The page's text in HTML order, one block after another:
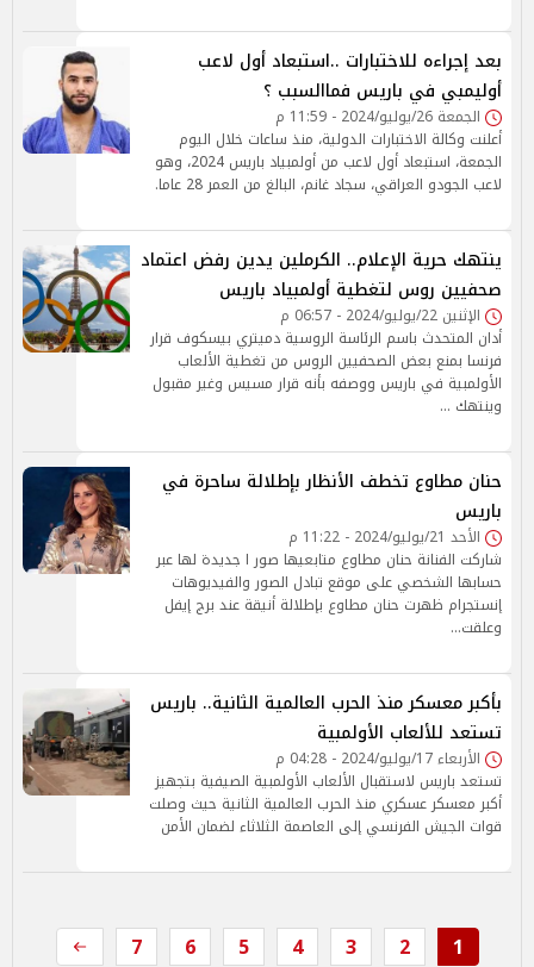
بعد إجراءه للاختبارات ..استبعاد أول لاعب
أوليمبي في باريس فماالسبب ؟
الجمعة 26/يوليو/2024 - 11:59 م
أعلنت وكالة الاختبارات الدولية، منذ ساعات خلال اليوم
الجمعة، استبعاد أول لاعب من أولمبياد باريس 2024، وهو
لاعب الجودو العراقي، سجاد غانم، البالغ من العمر 28 عاما.
ينتهك حرية الإعلام.. الكرملين يدين رفض اعتماد
صحفيين روس لتغطية أولمبياد باريس
الإثنين 22/يوليو/2024 - 06:57 م
أدان المتحدث باسم الرئاسة الروسية دميتري بيسكوف قرار
فرنسا بمنع بعض الصحفيين الروس من تغطية الألعاب
الأولمبية في باريس ووصفه بأنه قرار مسيس وغير مقبول
وينتهك …
حنان مطاوع تخطف الأنظار بإطلالة ساحرة في
باريس
الأحد 21/يوليو/2024 - 11:22 م
شاركت الفنانة حنان مطاوع متابعيها صور ا جديدة لها عبر
حسابها الشخصي على موقع تبادل الصور والفيديوهات
إنستجرام ظهرت حنان مطاوع بإطلالة أنيقة عند برج إيفل
وعلقت…
بأكبر معسكر منذ الحرب العالمية الثانية.. باريس
تستعد للألعاب الأولمبية
الأربعاء 17/يوليو/2024 - 04:28 م
تستعد باريس لاستقبال الألعاب الأولمبية الصيفية بتجهيز
أكبر معسكر عسكري منذ الحرب العالمية الثانية حيث وصلت
قوات الجيش الفرنسي إلى العاصمة الثلاثاء لضمان الأمن
1
2
3
4
5
6
7